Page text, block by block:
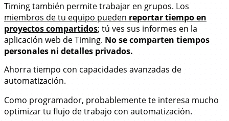
Timing también permite trabajar en grupos. Los
miembros de tu equipo pueden reportar tiempo en
proyectos compartidos; tú ves sus informes en la
aplicación web de Timing. No se comparten tiempos
personales ni detalles privados.
Ahorra tiempo con capacidades avanzadas de
automatización.
Como programador, probablemente te interesa mucho
optimizar tu flujo de trabajo con automatización.